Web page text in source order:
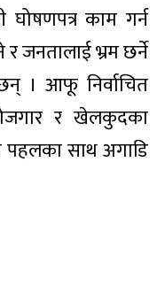
घोषणपत्र काम गर्न
जनतालाई भ्रम छर्ने
। आफू निर्वाचित
र खेलकुदका
पहलका साथ अगाडि